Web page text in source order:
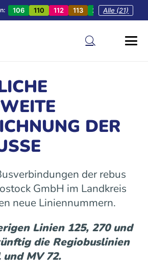
106 110 112 113 201 202
Alle (21)
DER
der rebus
GmbH im Landkreis
neue Liniennummern.
Linien 125, 270 und
die Regiobuslinien
und MV 72.